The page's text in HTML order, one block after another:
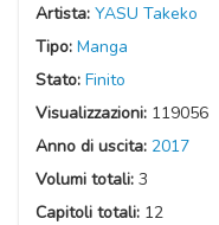
Artista: YASU Takeko
Tipo: Manga
Stato: Finito
Visualizzazioni: 119056
Anno di uscita: 2017
Volumi totali: 3
Capitoli totali: 12